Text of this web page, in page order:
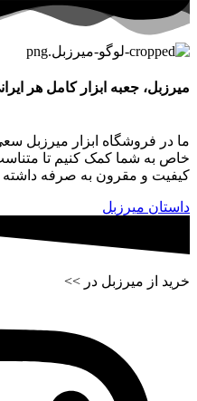
میرزبل، جعبه ابزار کامل هر
ما در فروشگاه ابزار میرزبل
خاص به شما کمک کنیم تا متناسب
کیفیت و مقرون به صرفه داشته
داستان میرزبل
خرید از میرزبل در >>